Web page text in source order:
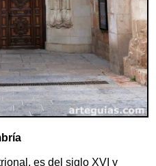
es del siglo XVI y